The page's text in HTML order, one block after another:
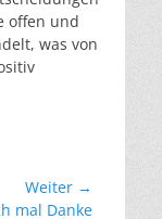
offen und
was von
Weiter →
mal Danke